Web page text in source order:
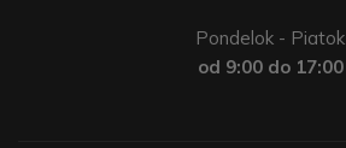
Pondelok - Piatok
od 9:00 do 17:00